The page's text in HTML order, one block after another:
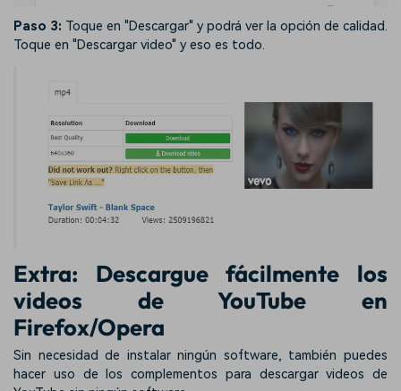
Paso 3: Toque en "Descargar" y podrá ver la opción de calidad.
Toque en "Descargar video" y eso es todo.
Extra: Descargue fácilmente los
videos de YouTube en
Firefox/Opera
Sin necesidad de instalar ningún software, también puedes
hacer uso de los complementos para descargar videos de